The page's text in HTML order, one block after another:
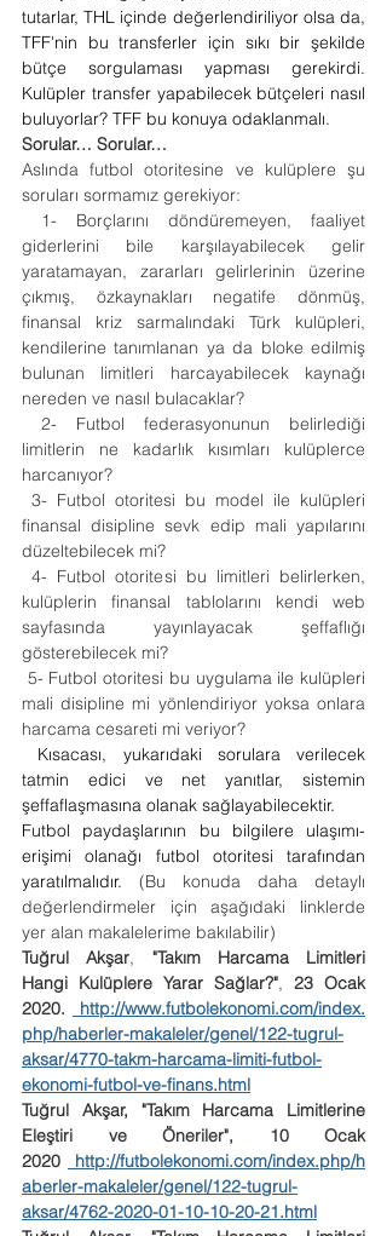
tutarlar, THL içinde değerlendiriliyor olsa da,
TFF'nin bu transferler için sıkı bir şekilde
bütçe sorgulaması yapması gerekirdi.
Kulüpler transfer yapabilecek bütçeleri nasıl
buluyorlar? TFF bu konuya odaklanmalı.
Sorular… Sorular…
Aslında futbol otoritesine ve kulüplere şu
soruları sormamız gerekiyor:
1- Borçlarını döndüremeyen, faaliyet
giderlerini bile karşılayabilecek gelir
yaratamayan, zararları gelirlerinin üzerine
çıkmış, özkaynakları negatife dönmüş,
finansal kriz sarmalındaki Türk kulüpleri,
kendilerine tanımlanan ya da bloke edilmiş
bulunan limitleri harcayabilecek kaynağı
nereden ve nasıl bulacaklar?
2- Futbol federasyonunun belirlediği
limitlerin ne kadarlık kısımları kulüplerce
harcanıyor?
3- Futbol otoritesi bu model ile kulüpleri
finansal disipline sevk edip mali yapılarını
düzeltebilecek mi?
4- Futbol otoritesi bu limitleri belirlerken,
kulüplerin finansal tablolarını kendi web
sayfasında yayınlayacak şeffaflığı
gösterebilecek mi?
5- Futbol otoritesi bu uygulama ile kulüpleri
mali disipline mi yönlendiriyor yoksa onlara
harcama cesareti mi veriyor?
Kısacası, yukarıdaki sorulara verilecek
tatmin edici ve net yanıtlar, sistemin
şeffaflaşmasına olanak sağlayabilecektir.
Futbol paydaşlarının bu bilgilere ulaşımı-
erişimi olanağı futbol otoritesi tarafından
yaratılmalıdır. (Bu konuda daha detaylı
değerlendirmeler için aşağıdaki linklerde
yer alan makalelerime bakılabilir)
Tuğrul Akşar, "Takım Harcama Limitleri
Hangi Kulüplere Yarar Sağlar?", 23 Ocak
2020.
http://www.futbolekonomi.com/index.
php/haberler-makaleler/genel/122-tugrul-
aksar/4770-takm-harcama-limiti-futbol-
ekonomi-futbol-ve-finans.html
Tuğrul Akşar, "Takım Harcama Limitlerine
Eleştiri ve Öneriler", 10 Ocak
2020
http://futbolekonomi.com/index.php/h
aberler-makaleler/genel/122-tugrul-
aksar/4762-2020-01-10-10-20-21.html